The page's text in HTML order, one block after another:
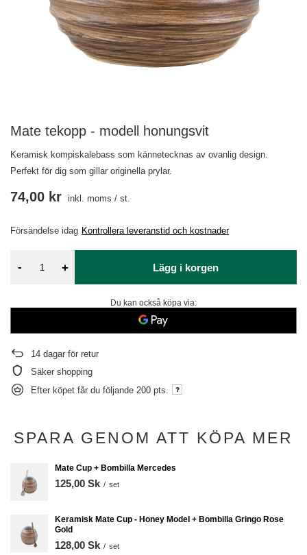
Mate tekopp - modell honungsvit
Keramisk kompiskalebass som kännetecknas av ovanlig design.
Perfekt för dig som gillar originella prylar.
Försändelse idag Kontrollera leveranstid och kostnader
74,00 kr inkl. moms / st.
- + Lägg i korgen
Du kan också köpa via:
14 dagar för retur
Säker shopping
Efter köpet får du följande 200 pts.
SPARA GENOM ATT KÖPA MER
Mate Cup + Bombilla Mercedes
125,00 Sk / set
Keramisk Mate Cup - Honey Model + Bombilla Gringo Rose
Gold
128,00 Sk / set